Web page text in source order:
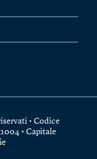
• Codice
• Capitale